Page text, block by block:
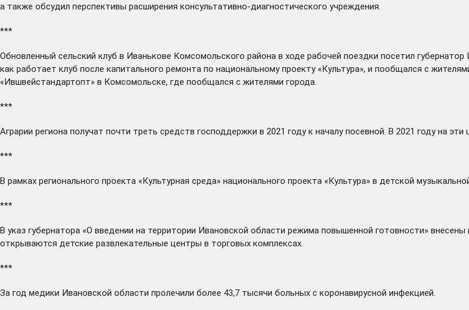
а также обсудил перспективы расширения консультативно-диагностического учреждения.
***
Обновленный сельский клуб в Иванькове Комсомольского района в ходе рабочей поездки посетил губернатор
как работает клуб после капитального ремонта по национальному проекту «Культура», и пообщался с
«Ившвейстандартопт» в Комсомольске, где пообщался с жителями города.
***
Аграрии региона получат почти треть средств господдержки в 2021 году к началу посевной. В 2021 году на
***
В рамках регионального проекта «Культурная среда» национального проекта «Культура» в детской
***
В указ губернатора «О введении на территории Ивановской области режима повышенной готовности» внесены
открываются детские развлекательные центры в торговых комплексах.
***
За год медики Ивановской области пролечили более 43,7 тысячи больных с коронавирусной инфекцией.